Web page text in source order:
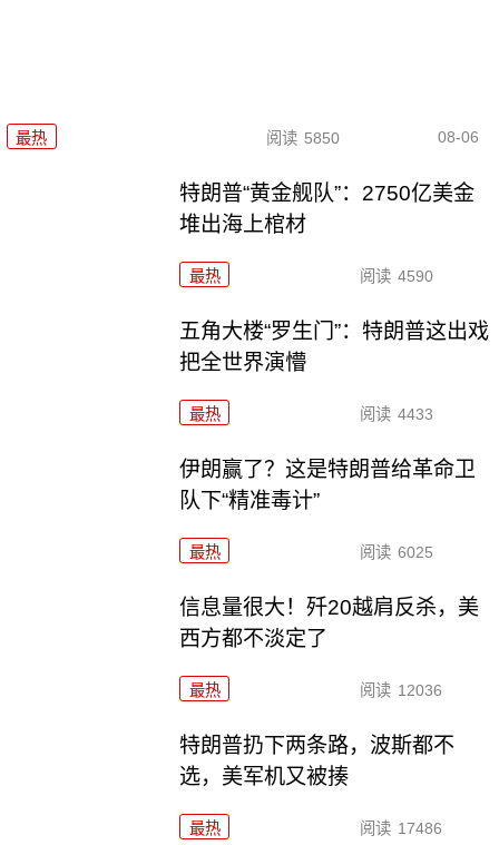
最热 阅读 5850 08-06
特朗普“黄金舰队”：2750亿美金
堆出海上棺材
最热 阅读 4590
五角大楼“罗生门”：特朗普这出戏
把全世界演懵
最热 阅读 4433
伊朗赢了？这是特朗普给革命卫
队下“精准毒计”
最热 阅读 6025
信息量很大！歼20越肩反杀，美
西方都不淡定了
最热 阅读 12036
特朗普扔下两条路，波斯都不
选，美军机又被揍
最热 阅读 17486